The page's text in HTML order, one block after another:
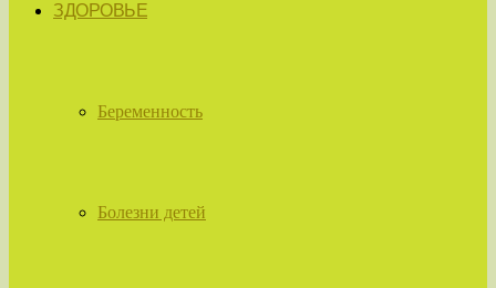
ЗДОРОВЬЕ
Беременность
Болезни детей